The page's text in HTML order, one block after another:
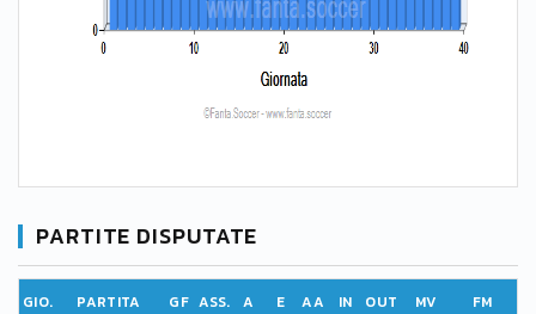
PARTITE DISPUTATE
GIO. PARTITA GF ASS. A E AA IN OUT MV FM